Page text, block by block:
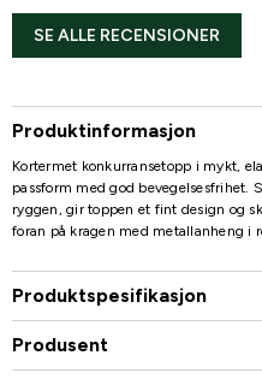
SE ALLE RECENSIONER
Produktinformasjon
Kortermet konkurransetopp i mykt,
passform med god bevegelsesfrihet.
ryggen, gir toppen et fint design og
foran på kragen med metallanheng i
Produktspesifikasjon
Produsent